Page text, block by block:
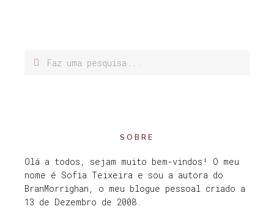
SOBRE
Olá a todos, sejam muito bem-vindos! O meu
nome é Sofia Teixeira e sou a autora do
BranMorrighan, o meu blogue pessoal criado a
13 de Dezembro de 2008.